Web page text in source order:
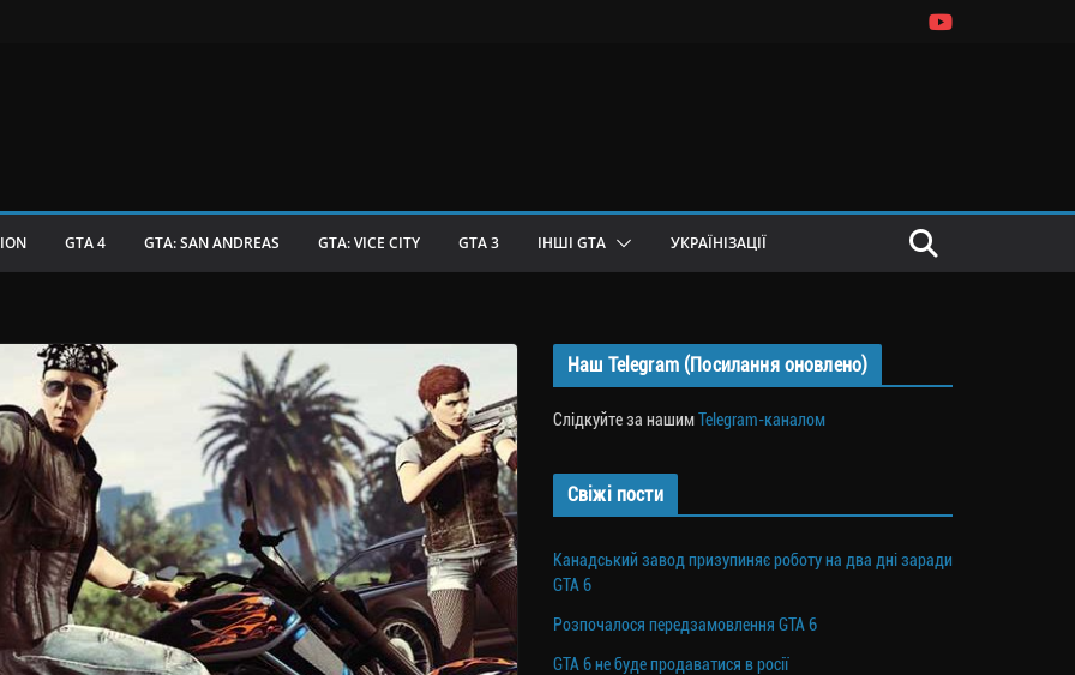
GTA 4 GTA: SAN ANDREAS GTA: VICE CITY GTA 3 ІНШІ GTA УКРАЇНІЗАЦІЇ
Наш Telegram (Посилання оновлено)
Слідкуйте за нашимTelegram-каналом
Свіжі пости
Канадський завод призупиняє роботу на два дні заради
GTA 6
Розпочалося передзамовлення GTA 6
GTA 6 не буде продаватися в росії